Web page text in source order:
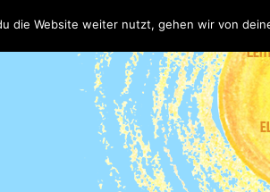
die Website weiter nutzt, gehen wir von